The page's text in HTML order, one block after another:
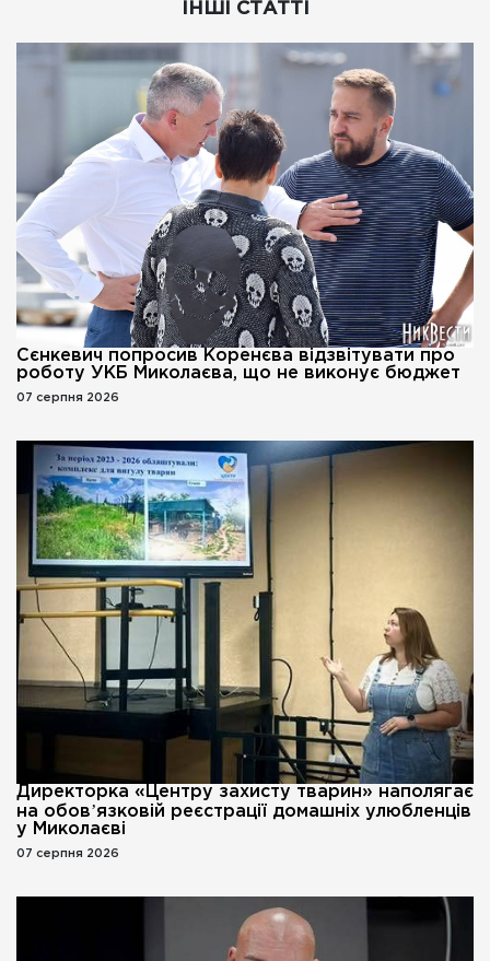
ІНШІ СТАТТІ
Сєнкевич попросив Коренєва відзвітувати про
роботу УКБ Миколаєва, що не виконує бюджет
07 серпня 2026
Директорка «Центру захисту тварин» наполягає
на обовʼязковій реєстрації домашніх улюбленців
у Миколаєві
07 серпня 2026